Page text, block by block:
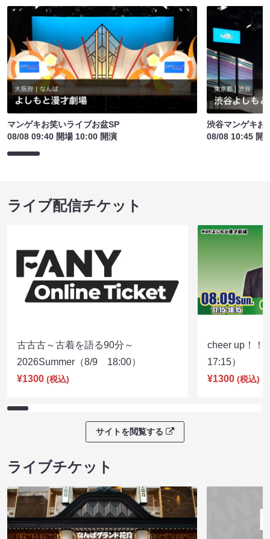
マンゲキお笑いライブお盆SP
08/08 09:40 開場 10:00 開演
渋谷マンゲキ
08/08 10:45 開
ライブ配信チケット
古古古～古着を語る90分～
2026Summer（8/9 18:00）
¥1300 (税込)
cheer up！
17:15）
¥1300 (税込)
サイトを閲覧する
ライブチケット